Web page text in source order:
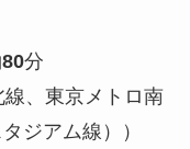
80分
線、東京メトロ南
ジアム線））